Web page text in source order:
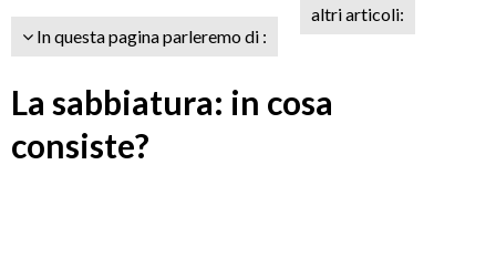
In questa pagina parleremo di :
altri articoli:
La sabbiatura: in cosa
consiste?